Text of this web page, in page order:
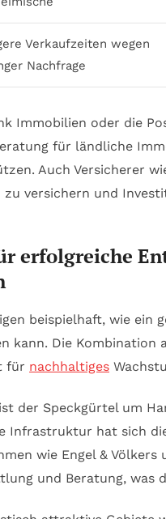
Verkaufzeiten wegen
Nachfrage
Immobilien oder die
für ländliche
Auch Versicherer
zu versichern und
erfolgreiche
beispielhaft, wie ein
kann. Die
für nachhaltiges
der Speckgürtel um
Infrastruktur hat sich
wie Engel & Völkers
und Beratung, was